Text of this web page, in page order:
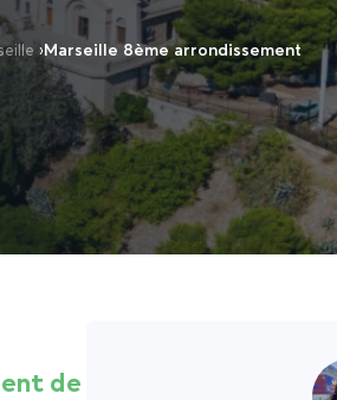
›Marseille 8ème arrondissement
de